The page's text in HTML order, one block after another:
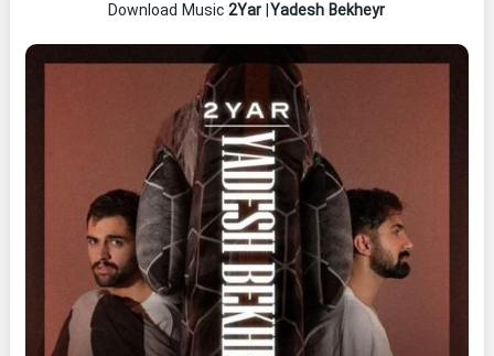
2Yar |Yadesh Bekheyr